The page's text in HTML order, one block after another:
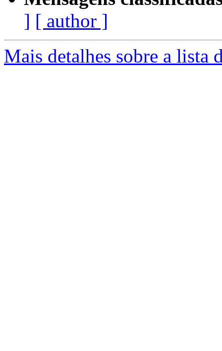
] [ author ]
Mais detalhes sobre a lista